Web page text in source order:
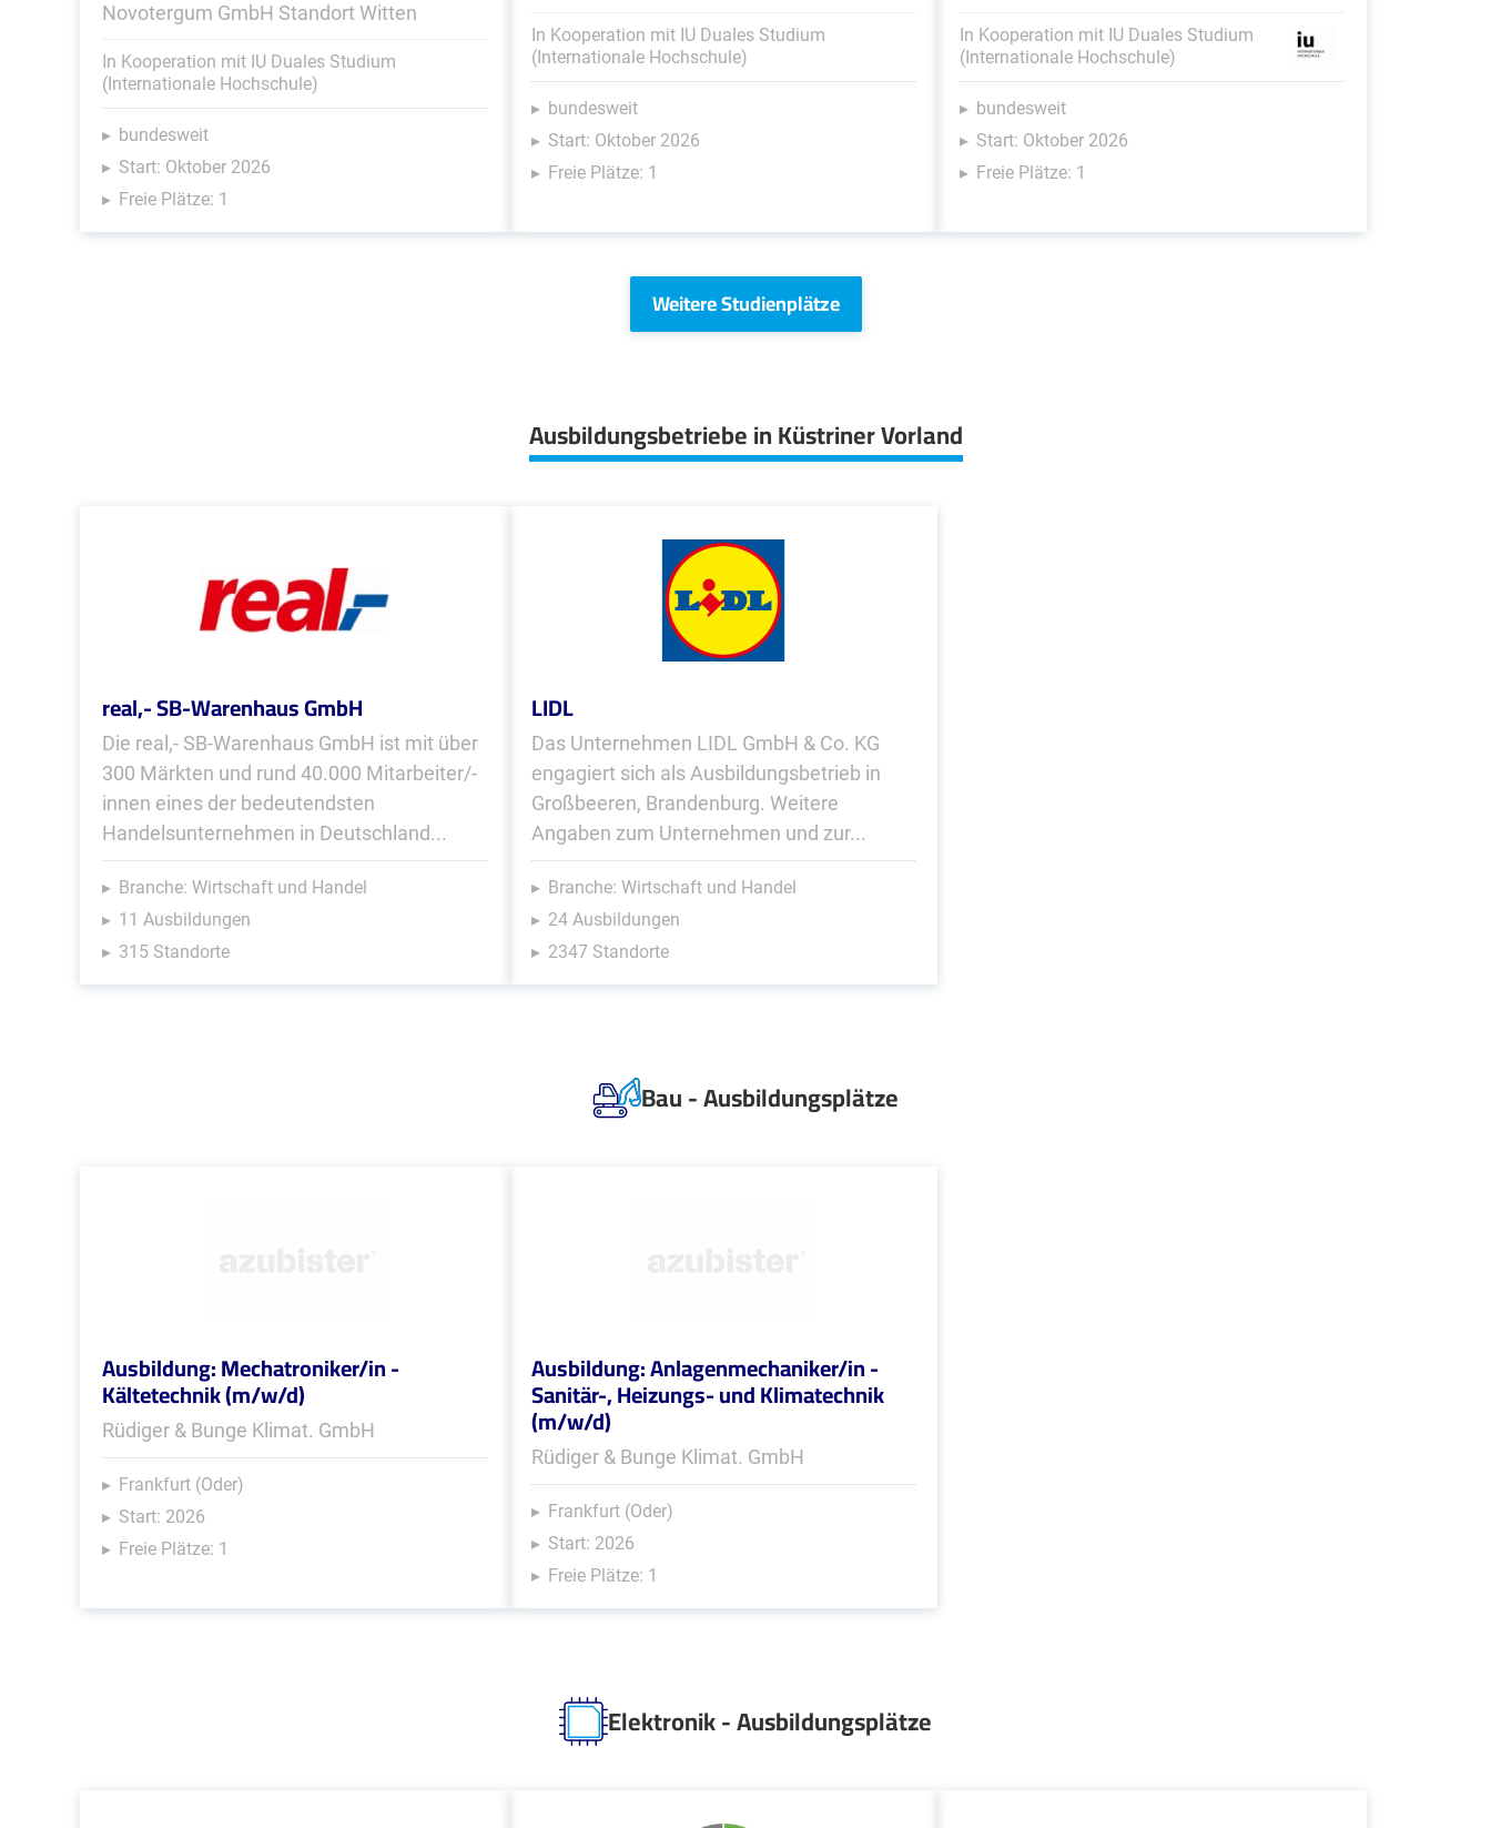
Novotergum GmbH Standort Witten
In Kooperation mit IU Duales Studium
(Internationale Hochschule)
bundesweit
Start: Oktober 2026
Freie Plätze: 1
In Kooperation mit IU Duales Studium
(Internationale Hochschule)
bundesweit
Start: Oktober 2026
Freie Plätze: 1
In Kooperation mit IU Duales Studium
(Internationale Hochschule)
bundesweit
Start: Oktober 2026
Freie Plätze: 1
Weitere Studienplätze
Ausbildungsbetriebe in Küstriner Vorland
real,- SB-Warenhaus GmbH
Die real,- SB-Warenhaus GmbH ist mit über
300 Märkten und rund 40.000 Mitarbeiter/-
innen eines der bedeutendsten
Handelsunternehmen in Deutschland...
Branche: Wirtschaft und Handel
11 Ausbildungen
315 Standorte
LIDL
Das Unternehmen LIDL GmbH & Co. KG
engagiert sich als Ausbildungsbetrieb in
Großbeeren, Brandenburg. Weitere
Angaben zum Unternehmen und zur...
Branche: Wirtschaft und Handel
24 Ausbildungen
2347 Standorte
Bau - Ausbildungsplätze
Ausbildung: Mechatroniker/in -
Kältetechnik (m/w/d)
Rüdiger & Bunge Klimat. GmbH
Frankfurt (Oder)
Start: 2026
Freie Plätze: 1
Ausbildung: Anlagenmechaniker/in -
Sanitär-, Heizungs- und Klimatechnik
(m/w/d)
Rüdiger & Bunge Klimat. GmbH
Frankfurt (Oder)
Start: 2026
Freie Plätze: 1
Elektronik - Ausbildungsplätze